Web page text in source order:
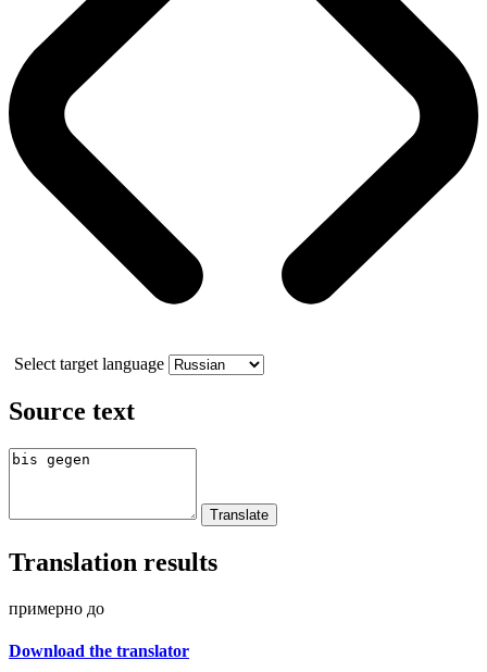
Select target language
Source text
Translation results
примерно до
Download the translator